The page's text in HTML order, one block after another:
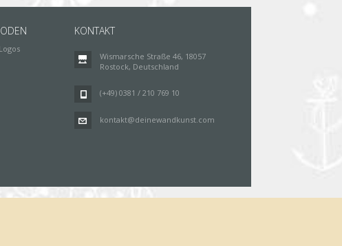
KONTAKT
Wismarsche Straße 46, 18057
Rostock, Deutschland
(+49) 0381 / 210 769 10
kontakt@deinewandkunst.com